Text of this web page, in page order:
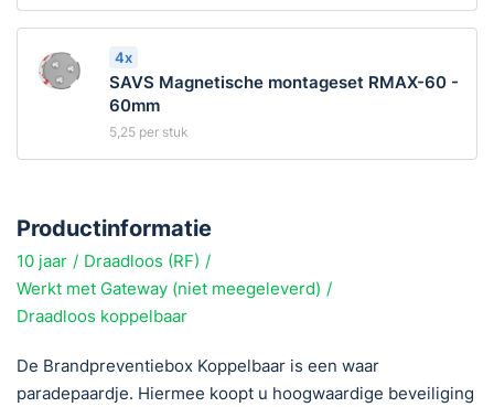
4x
SAVS Magnetische montageset RMAX-60 -
60mm
5,25 per stuk
Productinformatie
10 jaar
Draadloos (RF)
Werkt met Gateway (niet meegeleverd)
Draadloos koppelbaar
De Brandpreventiebox Koppelbaar is een waar
paradepaardje. Hiermee koopt u hoogwaardige beveiliging